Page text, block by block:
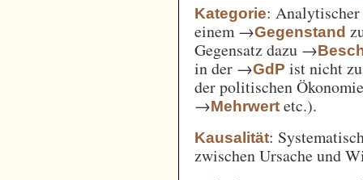
Kategorie:
einem →Gegenstand
Gegensatz dazu →
in der →GdP ist nicht
der politischen
→Mehrwert etc.).
Kausalität:
zwischen Ursache und